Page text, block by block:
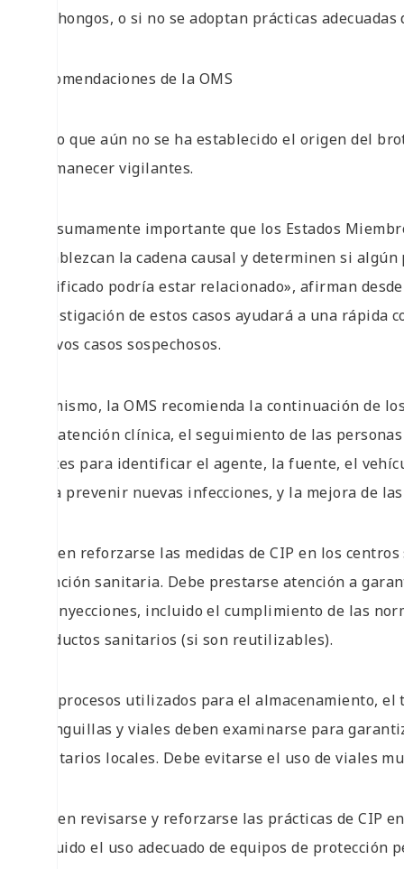
con hongos, o si no se adoptan prácticas
Recomendaciones de la OMS
Dado que aún no se ha establecido el origen del
permanecer vigilantes.
«Es sumamente importante que los Estados
establezcan la cadena causal y determinen si
falsificado podría estar relacionado», afirman
investigación de estos casos ayudará a una
nuevos casos sospechosos.
Asimismo, la OMS recomienda la continuación de
y la atención clínica, el seguimiento de las
brotes para identificar el agente, la fuente, el
para prevenir nuevas infecciones, y la mejora de
Deben reforzarse las medidas de CIP en los
atención sanitaria. Debe prestarse atención a
las inyecciones, incluido el cumplimiento de las
productos sanitarios (si son reutilizables).
Los procesos utilizados para el almacenamiento,
jeringuillas y viales deben examinarse para
sanitarios locales. Debe evitarse el uso de viales
Deben revisarse y reforzarse las prácticas de
incluido el uso adecuado de equipos de